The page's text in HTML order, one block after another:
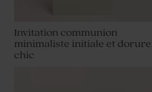
Invitation communion
minimaliste initiale et dorure
chic